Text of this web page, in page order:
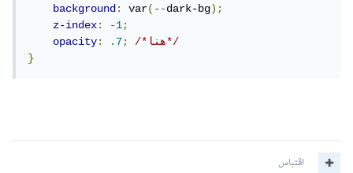
background: var(--dark-bg);
z-index: -1;
opacity: .7;
/*هنا*/
}
اقتباس